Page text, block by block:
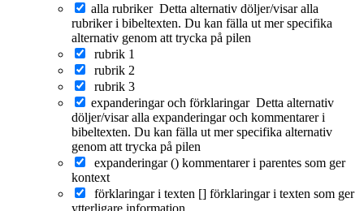
alla rubriker Detta alternativ döljer/visar alla
rubriker i bibeltexten. Du kan fälla ut mer specifika
alternativ genom att trycka på pilen
rubrik 1
rubrik 2
rubrik 3
expanderingar och förklaringar Detta alternativ
döljer/visar alla expanderingar och kommentarer i
bibeltexten. Du kan fälla ut mer specifika alternativ
genom att trycka på pilen
expanderingar () kommentarer i parentes som ger
kontext
förklaringar i texten [] förklaringar i texten som ger
ytterligare information